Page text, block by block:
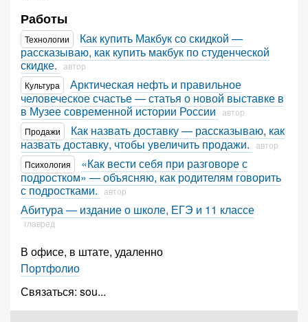
Работы
Технологии
Как купить Макбук со скидкой —
рассказываю, как купить макбук по студенческой
скидке. автор
Культура
Арктическая нефть и правильное
человеческое счастье — статья о новой выставке в
в Музее современной истории России автор
Продажи
Как назвать доставку — рассказываю, как
назвать доставку, чтобы увеличить продажи. автор
Психология
«Как вести себя при разговоре с
подростком» — объясняю, как родителям говорить
с подростками. автор
Абитура — издание о школе, ЕГЭ и 11 классе
главред
В офисе, в штате, удаленно
Портфолио
Связаться: sou...